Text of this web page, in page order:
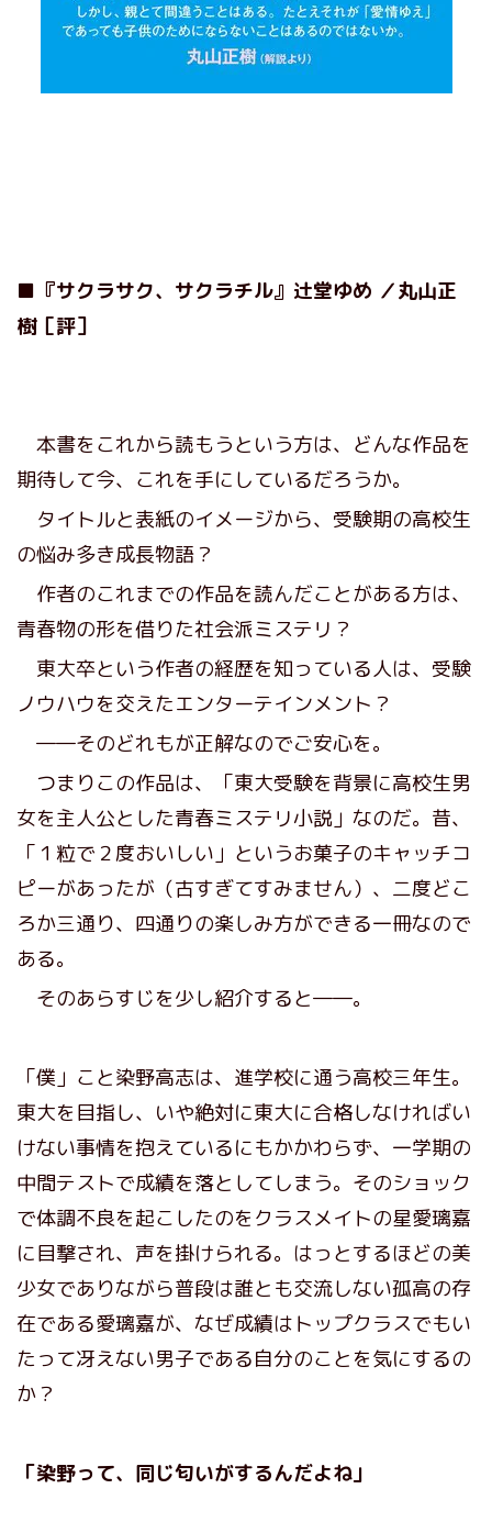
■『サクラサク、サクラチル』 辻堂ゆめ ／丸山正
樹［評］
本書をこれから読もうという方は、どんな作品を
期待して今、これを手にしているだろうか。
タイトルと表紙のイメージから、受験期の高校生
の悩み多き成長物語？
作者のこれまでの作品を読んだことがある方は、
青春物の形を借りた社会派ミステリ？
東大卒という作者の経歴を知っている人は、受験
ノウハウを交えたエンターテインメント？
――そのどれもが正解なのでご安心を。
つまりこの作品は、「東大受験を背景に高校生男
女を主人公とした青春ミステリ小説」なのだ。昔、
「１粒で２度おいしい」というお菓子のキャッチコ
ピーがあったが（古すぎてすみません）、二度どこ
ろか三通り、四通りの楽しみ方ができる一冊なので
ある。
そのあらすじを少し紹介すると――。
「僕」こと染野高志は、進学校に通う高校三年生。
東大を目指し、いや絶対に東大に合格しなければい
けない事情を抱えているにもかかわらず、一学期の
中間テストで成績を落としてしまう。そのショック
で体調不良を起こしたのをクラスメイトの星愛璃嘉
に目撃され、声を掛けられる。はっとするほどの美
少女でありながら普段は誰とも交流しない孤高の存
在である愛璃嘉が、なぜ成績はトップクラスでもい
たって冴えない男子である自分のことを気にするの
か？
「染野って、同じ匂いがするんだよね」